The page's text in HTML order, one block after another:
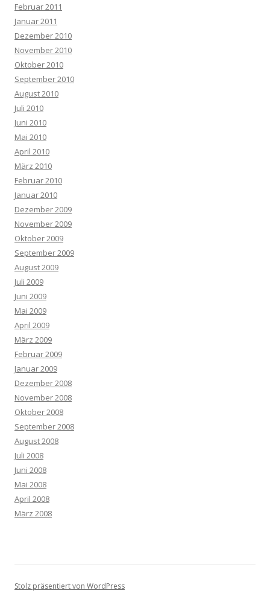
Februar 2011
Januar 2011
Dezember 2010
November 2010
Oktober 2010
September 2010
August 2010
Juli 2010
Juni 2010
Mai 2010
April 2010
März 2010
Februar 2010
Januar 2010
Dezember 2009
November 2009
Oktober 2009
September 2009
August 2009
Juli 2009
Juni 2009
Mai 2009
April 2009
März 2009
Februar 2009
Januar 2009
Dezember 2008
November 2008
Oktober 2008
September 2008
August 2008
Juli 2008
Juni 2008
Mai 2008
April 2008
März 2008
Stolz präsentiert von WordPress